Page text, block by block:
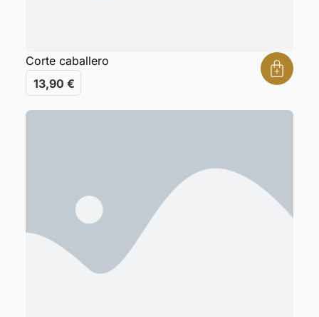
Corte caballero
13,90 €